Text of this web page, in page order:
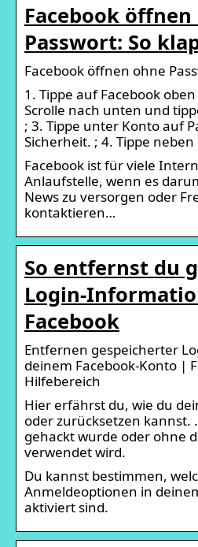
Facebook öffnen
Passwort: So
Facebook öffnen ohne
1. Tippe auf Facebook
Scrolle nach unten und
; 3. Tippe unter Konto auf
Sicherheit. ; 4. Tippe
Facebook ist für viele
Anlaufstelle, wenn es
News zu versorgen oder
kontaktieren…
So entfernst du
Login-
Facebook
Entfernen gespeicherter
deinem Facebook-Konto |
Hilfebereich
Hier erfährst du, wie du
oder zurücksetzen kannst.
gehackt wurde oder ohne
verwendet wird.
Du kannst bestimmen,
Anmeldeoptionen in
aktiviert sind.